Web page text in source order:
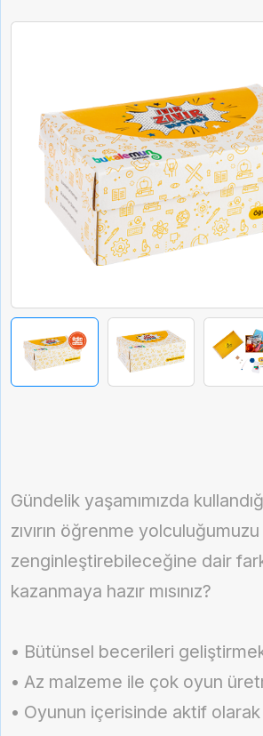
Gündelik yaşamımızda
zıvırın öğrenme yolculuğumuzu
zenginleştirebileceğine dair
kazanmaya hazır mısınız?
• Bütünsel becerileri
• Az malzeme ile çok oyun
• Oyunun içerisinde aktif